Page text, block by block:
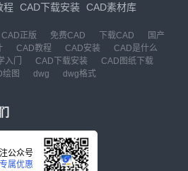
程 CAD下载安装 CAD素材库
CAD正版 免费CAD 下载CAD
国产
CAD教程 CAD安装
CAD是什么
门 CAD下载安装
CAD图纸下载
绘图 dwg dwg格式
公众号
属优惠